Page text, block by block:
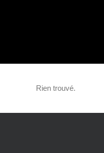
Rien trouvé.